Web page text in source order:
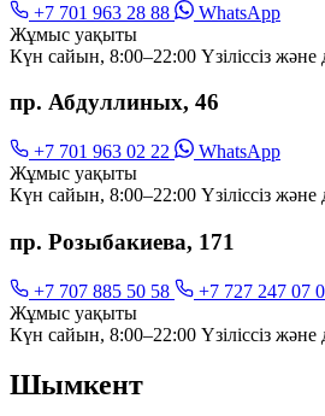
+7 701 963 28 88
WhatsApp
Жұмыс уақыты
Күн сайын, 8:00–22:00 Үзіліссіз
пр. Абдуллиных, 46
+7 701 963 02 22
WhatsApp
Жұмыс уақыты
Күн сайын, 8:00–22:00 Үзіліссіз
пр. Розыбакиева, 171
+7 707 885 50 58 +7 727 247 07
Жұмыс уақыты
Күн сайын, 8:00–22:00 Үзіліссіз
Шымкент